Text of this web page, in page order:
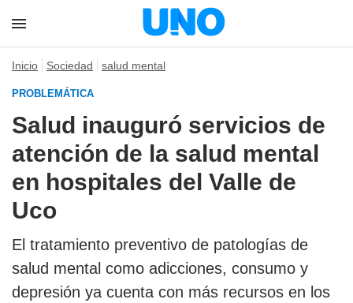
Inicio Sociedad salud mental
PROBLEMÁTICA
Salud inauguró servicios de
atención de la salud mental
en hospitales del Valle de
Uco
El tratamiento preventivo de patologías de
salud mental como adicciones, consumo y
depresión ya cuenta con más recursos en los